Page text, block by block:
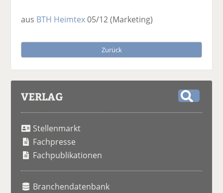
aus BTH Heimtex05/12(Marketing)
Zurück
VERLAG
Stellenmarkt
Fachpresse
Fachpublikationen
Branchendatenbank